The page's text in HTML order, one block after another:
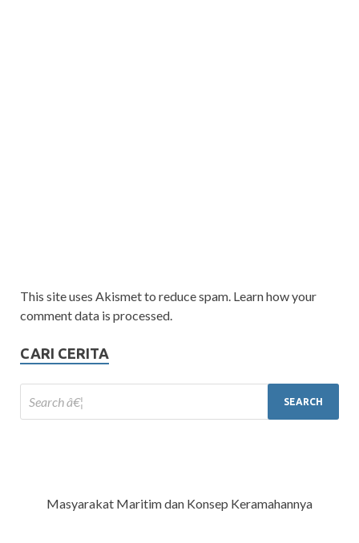
This site uses Akismet to reduce spam. Learn how your
comment data is processed.
CARI CERITA
Masyarakat Maritim dan Konsep Keramahannya